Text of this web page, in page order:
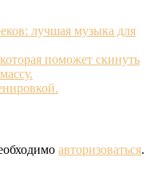
лучшая музыка для
поможет скинуть
авторизоваться.